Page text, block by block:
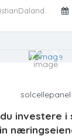
solcellepanel
investere i